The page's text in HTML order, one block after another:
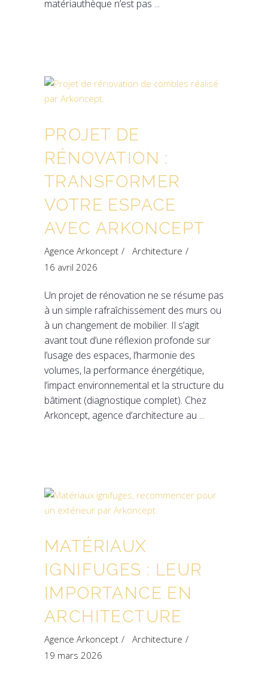
matériauthèque n’est pas
PROJET DE
RÉNOVATION :
TRANSFORMER
VOTRE ESPACE
AVEC ARKONCEPT
Agence Arkoncept
Architecture
16 avril 2026
Un projet de rénovation ne se résume pas
à un simple rafraîchissement des murs ou
à un changement de mobilier. Il s’agit
avant tout d’une réflexion profonde sur
l’usage des espaces, l’harmonie des
volumes, la performance énergétique,
l’impact environnemental et la structure du
bâtiment (diagnostique complet). Chez
Arkoncept, agence d’architecture au
MATÉRIAUX
IGNIFUGES : LEUR
IMPORTANCE EN
ARCHITECTURE
Agence Arkoncept
Architecture
19 mars 2026